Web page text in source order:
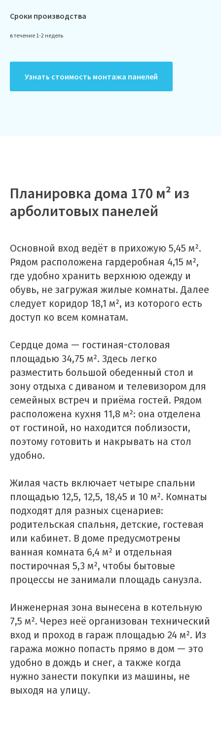
Сроки производства
в течение 1-2 недель
Узнать стоимость монтажа панелей
Планировка дома 170 м² из
арболитовых панелей
Основной вход ведёт в прихожую 5,45 м².
Рядом расположена гардеробная 4,15 м²,
где удобно хранить верхнюю одежду и
обувь, не загружая жилые комнаты. Далее
следует коридор 18,1 м², из которого есть
доступ ко всем комнатам.
Сердце дома — гостиная-столовая
площадью 34,75 м². Здесь легко
разместить большой обеденный стол и
зону отдыха с диваном и телевизором для
семейных встреч и приёма гостей. Рядом
расположена кухня 11,8 м²: она отделена
от гостиной, но находится поблизости,
поэтому готовить и накрывать на стол
удобно.
Жилая часть включает четыре спальни
площадью 12,5, 12,5, 18,45 и 10 м². Комнаты
подходят для разных сценариев:
родительская спальня, детские, гостевая
или кабинет. В доме предусмотрены
ванная комната 6,4 м² и отдельная
постирочная 5,3 м², чтобы бытовые
процессы не занимали площадь санузла.
Инженерная зона вынесена в котельную
7,5 м². Через неё организован технический
вход и проход в гараж площадью 24 м². Из
гаража можно попасть прямо в дом — это
удобно в дождь и снег, а также когда
нужно занести покупки из машины, не
выходя на улицу.